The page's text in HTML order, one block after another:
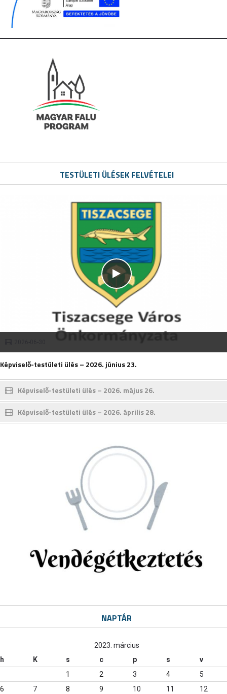
TESTÜLETI ÜLÉSEK FELVÉTELEI
Képviselő-testületi ülés – 2026. június 23.
Képviselő-testületi ülés – 2026. május 26.
Képviselő-testületi ülés – 2026. április 28.
NAPTÁR
2023. március
h
K s c p s
v
1
2 3 4
5
6
7 8 9 10 11
12